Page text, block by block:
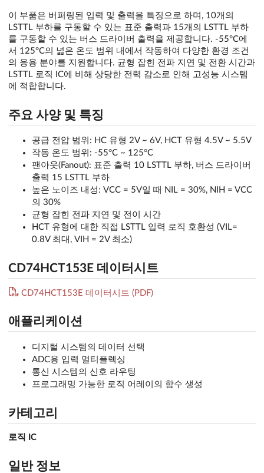
이 부품은 버퍼링된 입력 및 출력을 특징으로 하며, 10개의
LSTTL 부하를 구동할 수 있는 표준 출력과 15개의 LSTTL 부하
를 구동할 수 있는 버스 드라이버 출력을 제공합니다. -55°C에
서 125°C의 넓은 온도 범위 내에서 작동하여 다양한 환경 조건
의 응용 분야를 지원합니다. 균형 잡힌 전파 지연 및 전환 시간과
LSTTL 로직 IC에 비해 상당한 전력 감소로 인해 고성능 시스템
에 적합합니다.
주요 사양 및 특징
공급 전압 범위: HC 유형 2V ~ 6V, HCT 유형 4.5V ~ 5.5V
작동 온도 범위: -55°C ~ 125°C
팬아웃(Fanout): 표준 출력 10 LSTTL 부하, 버스 드라이버
출력 15 LSTTL 부하
높은 노이즈 내성: VCC = 5V일 때 NIL = 30%, NIH = VCC
의 30%
균형 잡힌 전파 지연 및 전이 시간
HCT 유형에 대한 직접 LSTTL 입력 로직 호환성 (VIL=
0.8V 최대, VIH = 2V 최소)
CD74HCT153E 데이터시트
CD74HCT153E 데이터시트 (PDF)
애플리케이션
디지털 시스템의 데이터 선택
ADC용 입력 멀티플렉싱
통신 시스템의 신호 라우팅
프로그래밍 가능한 로직 어레이의 함수 생성
카테고리
로직 IC
일반 정보